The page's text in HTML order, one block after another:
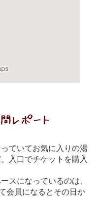
ていてお気に入りの湯
入口でチケットを購入
スになっているのは、
会員になるとその日か